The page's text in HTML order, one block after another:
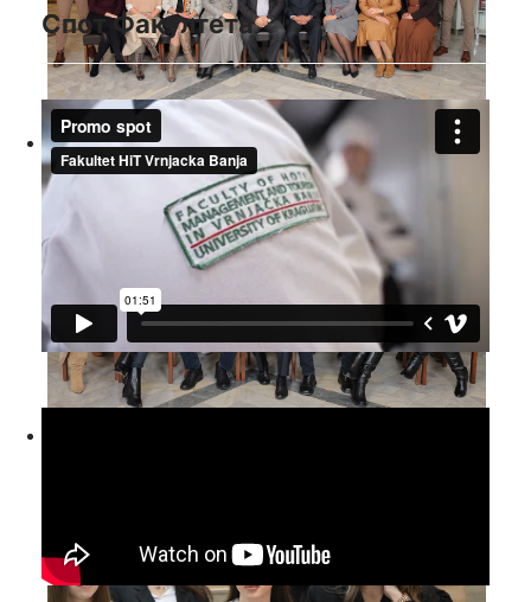
Спот Факултета